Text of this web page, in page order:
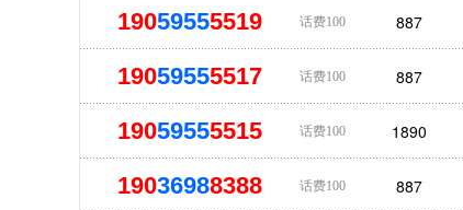
19059555519 话费100 887
19059555517 话费100 887
19059555515 话费100 1890
19036988388 话费100 887